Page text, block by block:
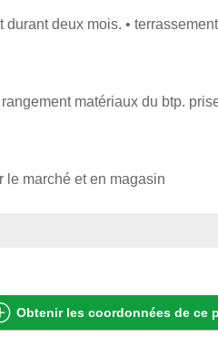
deux mois. •
matériaux du btp.
le marché et en magasin
Obtenir les coordonnées de ce